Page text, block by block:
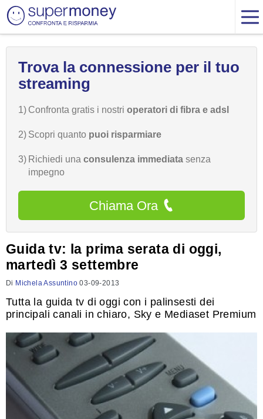
Trova la connessione per il tuo
streaming
1) Confronta gratis i nostri operatori di fibra e adsl
2) Scopri quanto puoi risparmiare
3) Richiedi una consulenza immediata senza
impegno
Chiama Ora
Guida tv: la prima serata di oggi,
martedì 3 settembre
Di Michela Assuntino 03-09-2013
Tutta la guida tv di oggi con i palinsesti dei
principali canali in chiaro, Sky e Mediaset Premium